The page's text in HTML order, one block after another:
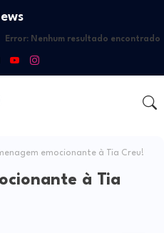
Error: Nenhum resultado encontrado
emocionante à Tia Creu!
à Tia